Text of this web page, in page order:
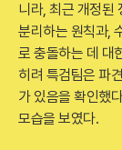
니라, 최근 개정된
분리하는 원칙과,
로 충돌하는 데 대
히려 특검팀은 파
가 있음을 확인했
모습을 보였다.